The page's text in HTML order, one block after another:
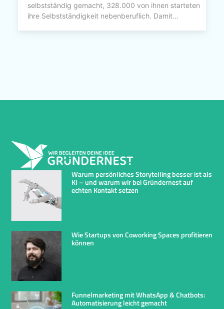
selbstständig gemacht, 328.000 von ihnen starteten
ihre Selbstständigkeit nebenberuflich. Damit...
Warum persönliches Storytelling besser ist als
KI – und warum wir bei Gründernest auf
echten Kontakt setzen
Wie Startups von Coworking Spaces profitieren
können
Funnelmarketing mit WhatsApp & Chatbots:
Automatisierung leicht gemacht